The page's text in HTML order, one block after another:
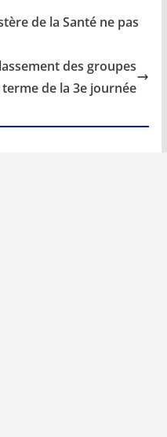
y
n
k
g
de la Santé ne pas
des groupes
de la 3e journée